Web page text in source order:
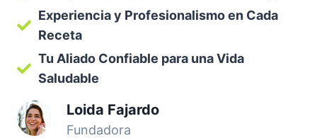
Experiencia y Profesionalismo en Cada
Receta
Tu Aliado Confiable para una Vida
Saludable
Loida Fajardo
Fundadora